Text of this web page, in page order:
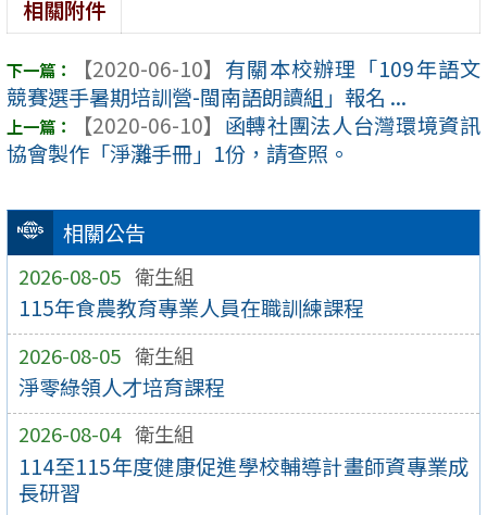
相關公告
2026-08-05 衛生組
115年食農教育專業人員在職訓練課程
2026-08-05 衛生組
淨零綠領人才培育課程
2026-08-04 衛生組
114至115年度健康促進學校輔導計畫師資專業成
長研習
相關附件
【2020-06-10】 有關本校辦理「109年語文
競賽選手暑期培訓營-閩南語朗讀組」報名 ...
【2020-06-10】 函轉社團法人台灣環境資訊
協會製作「淨灘手冊」1份，請查照。